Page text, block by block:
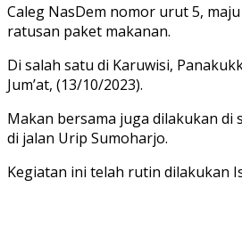
Caleg NasDem nomor urut 5,
ratusan paket makanan.
Di salah satu di Karuwisi,
Jum’at, (13/10/2023).
Makan bersama juga dilakukan di
di jalan Urip Sumoharjo.
Kegiatan ini telah rutin dilakukan